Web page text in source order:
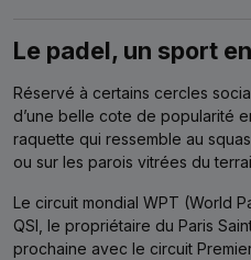
Le padel, un sport
Réservé à certains cercles
d’une belle cote de popularité
raquette qui ressemble au
ou sur les parois vitrées du
Le circuit mondial WPT (World
QSI, le propriétaire du Paris
prochaine avec le circuit